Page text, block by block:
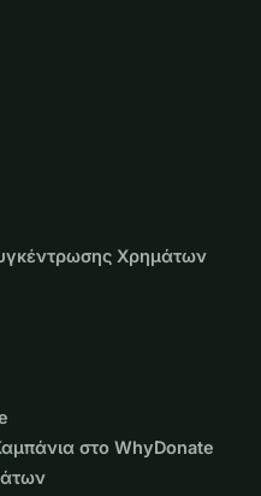
Χρημάτων
στο WhyDonate